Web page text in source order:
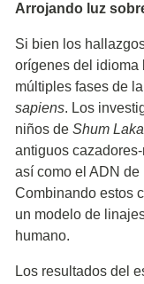
Arrojando luz
Si bien los
orígenes del idioma
múltiples fases de
sapiens. Los
niños de Shum Laka
antiguos
así como el ADN
Combinando estos
un modelo de
humano.
Los resultados del